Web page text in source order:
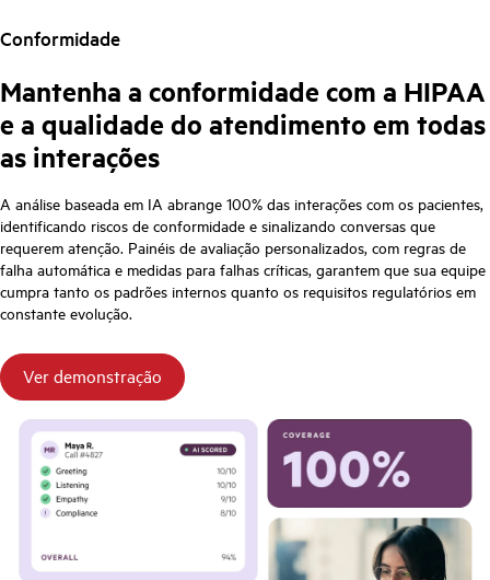
Conformidade
Mantenha a conformidade com a HIPAA
e a qualidade do atendimento em todas
as interações
A análise baseada em IA abrange 100% das interações com os pacientes,
identificando riscos de conformidade e sinalizando conversas que
requerem atenção. Painéis de avaliação personalizados, com regras de
falha automática e medidas para falhas críticas, garantem que sua equipe
cumpra tanto os padrões internos quanto os requisitos regulatórios em
constante evolução.
Ver demonstração